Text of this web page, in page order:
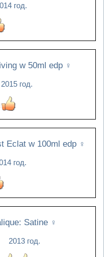
год.
w 50ml edp ♀
2015 год.
Eclat w 100ml edp ♀
год.
Satine ♀
2013 год.